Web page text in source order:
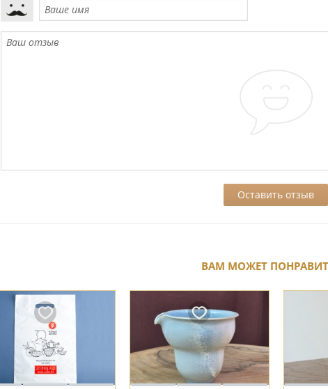
ВАМ МОЖЕТ